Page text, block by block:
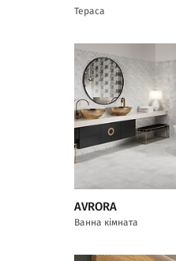
Тераса
AVRORA
Ванна кімната